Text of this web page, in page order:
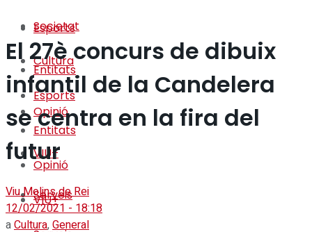
Esports
Entitats
Opinió
VIU+
Serveis
Societat
Cultura
Esports
Entitats
Opinió
VIU+
El 27è concurs de dibuix
infantil de la Candelera
se centra en la fira del
futur
Viu Molins de Rei
12/02/2021 - 18:18
aCultura,General